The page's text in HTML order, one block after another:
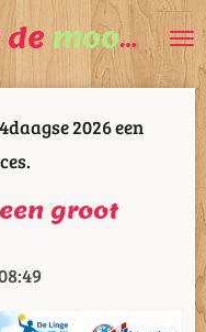
mooiste
2026 een
groot